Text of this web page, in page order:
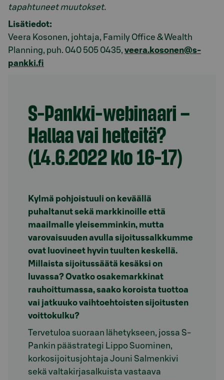
tapahtuneet muutokset.
Lisätiedot:
Veera Kosonen, johtaja, Family Office & Wealth
Planning, puh. 040 505 0435, veera.kosonen@s-
pankki.fi
S-Pankki-webinaari –
Hallaa vai helteitä?
(14.6.2022 klo 16-17)
Kylmä pohjoistuuli on keväällä
puhaltanut sekä markkinoille että
maailmalle yleisemminkin, mutta
varovaisuuden avulla sijoitussalkkumme
ovat luovineet hyvin tuulten keskellä.
Millaista sijoitussäätä kesäksi on
luvassa? Ovatko osakemarkkinat
rauhoittumassa, saako koroista tuottoa
vai jatkuuko vaihtoehtoisten sijoitusten
voittokulku?
Tervetuloa suoraan lähetykseen, jossa S-
Pankin päästrategi Lippo Suominen,
korkosijoitusjohtaja Jouni Salmenkivi
sekä valtakirjasalkuista vastaava